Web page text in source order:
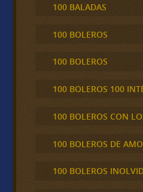
100 BALADAS
100 BOLEROS
100 BOLEROS
100 BOLEROS 100
100 BOLEROS CON
100 BOLEROS DE
100 BOLEROS